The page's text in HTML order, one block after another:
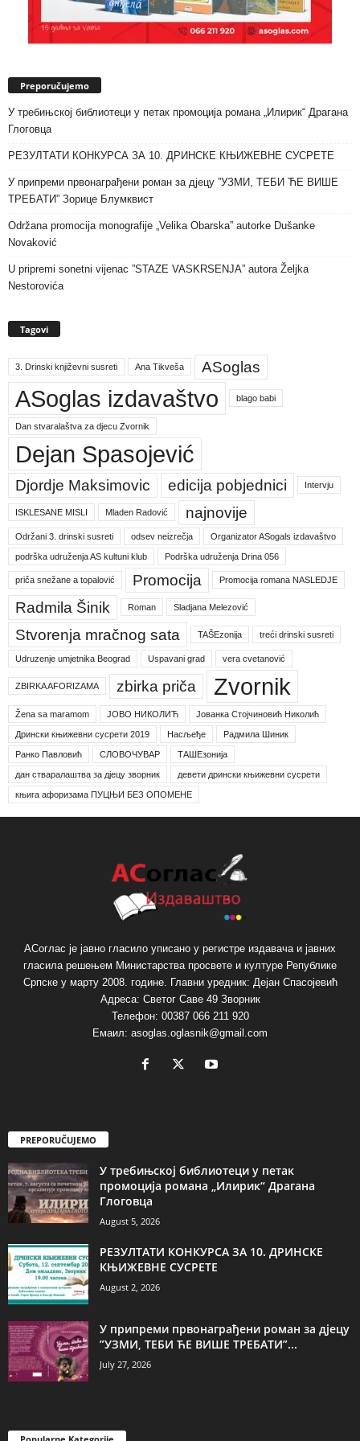
Preporučujemo
У требињској библиотеци у петак промоција романа „Илирик“ Драгана
Глоговца
РЕЗУЛТАТИ КОНКУРСА ЗА 10. ДРИНСКЕ КЊИЖЕВНЕ СУСРЕТЕ
У припреми првонаграђени роман за дјецу ”УЗМИ, ТЕБИ ЋЕ ВИШЕ
ТРЕБАТИ” Зорице Блумквист
Održana promocija monografije „Velika Obarska” autorke Dušanke
Novaković
U pripremi sonetni vijenac ”STAZE VASKRSENJA” autora Željka
Nestorovića
Tagovi
3. Drinski književni susreti Ana Tikveša ASoglas
ASoglas izdavaštvo blago babi
Dan stvaralaštva za djecu Zvornik
Dejan Spasojević
Djordje Maksimovic edicija pobjednici Intervju
ISKLESANE MISLI Mladen Radović najnovije
Održani 3. drinski susreti odsev neizrečja Organizator ASogals izdavaštvo
podrška udruženja AS kultuni klub Podrška udruženja Drina 056
priča snežane a topalović Promocija Promocija romana NASLEDJE
Radmila Šinik Roman Sladjana Melezović
Stvorenja mračnog sata TAŠEzonija treći drinski susreti
Udruzenje umjetnika Beograd Uspavani grad vera cvetanović
ZBIRKA AFORIZAMA zbirka priča Zvornik
Žena sa maramom ЈОВО НИКОЛИЋ Јованка Стојчиновић Николић
Дрински књижевни сусрети 2019 Насљеђе Радмила Шиник
Ранко Павловић СЛОВОЧУВАР ТАШЕзонија
дан стваралаштва за дјецу зворник девети дрински књижевни сусрети
књига афоризама ПУЦЊИ БЕЗ ОПОМЕНЕ
АСоглас је јавно гласило уписано у регистре издавача и јавних
гласила решењем Министарства просвете и културе Републике
Српске у марту 2008. године. Главни уредник: Дејан Спасојевић
Адреса: Светог Саве 49 Зворник
Телефон: 00387 066 211 920
Емаил: asoglas.oglasnik@gmail.com
PREPORUČUJEMO
У требињској библиотеци у петак
промоција романа „Илирик“ Драгана
Глоговца
August 5, 2026
РЕЗУЛТАТИ КОНКУРСА ЗА 10. ДРИНСКЕ
КЊИЖЕВНЕ СУСРЕТЕ
August 2, 2026
У припреми првонаграђени роман за дјецу
”УЗМИ, ТЕБИ ЋЕ ВИШЕ ТРЕБАТИ”...
July 27, 2026